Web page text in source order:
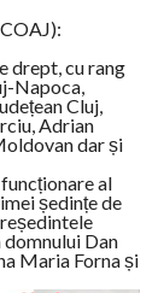
drept, cu rang
Napoca,
Cluj,
Adrian
dar și
al
ședințe de
domnului Dan
Maria Forna și